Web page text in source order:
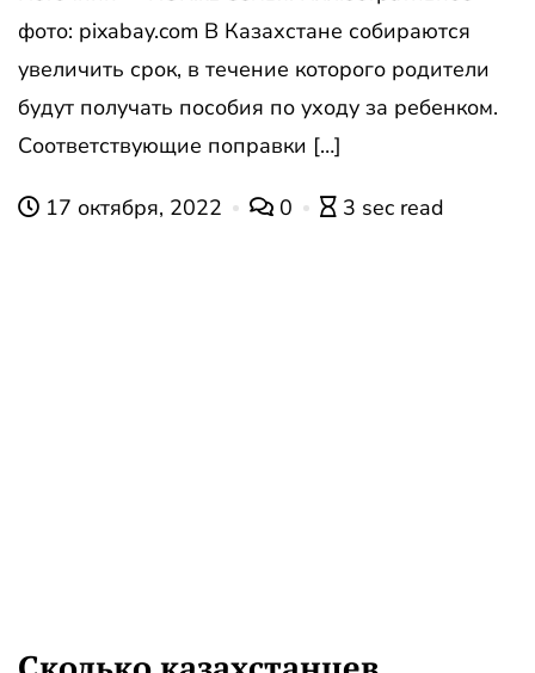
фото: pixabay.com В Казахстане собираются
увеличить срок, в течение которого родители
будут получать пособия по уходу за ребенком.
Соответствующие поправки […]
17 октября, 2022 0 3 sec read